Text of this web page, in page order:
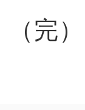
（完）